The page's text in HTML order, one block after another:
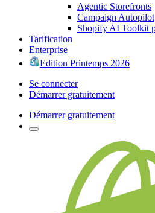
Agentic Storefronts
Campaign Autopilot
Shopify AI Toolkit
Tarification
Enterprise
Edition Printemps 2026
Se connecter
Démarrer gratuitement
Démarrer gratuitement